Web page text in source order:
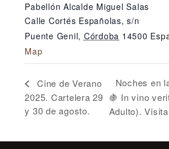
Pabellón Alcalde Miguel Salas
Calle Cortés Españolas, s/n
Puente Genil, Córdoba 14500
Map
Cine de Verano
2025. Cartelera 29
y 30 de agosto.
Noches en
🍇 In vino
Adulto).